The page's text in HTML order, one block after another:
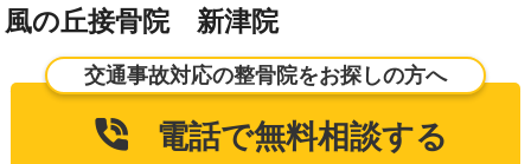
風の丘接骨院 新津院
交通事故対応の整骨院をお探しの方へ
電話で無料相談する